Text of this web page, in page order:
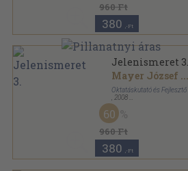
960 Ft
380 ,-Ft
Jelenismeret 3.
Mayer József ...
Oktatáskutató és
2008
Tűzött kötés
960 Ft
60
380 ,-Ft